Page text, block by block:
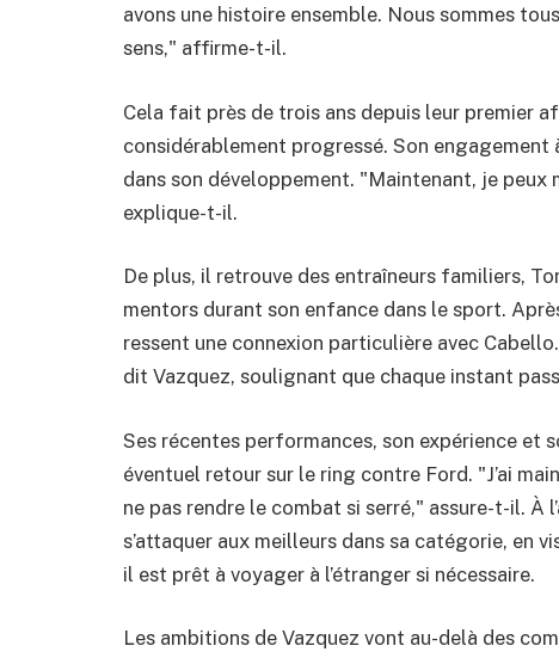
avons une histoire ensemble. Nous sommes
sens," affirme-t-il.
Cela fait près de trois ans depuis leur premier
considérablement progressé. Son
dans son développement. "Maintenant, je peux
explique-t-il.
De plus, il retrouve des entraîneurs familiers,
mentors durant son enfance dans le sport.
ressent une connexion particulière avec
dit Vazquez, soulignant que chaque instant
Ses récentes performances, son expérience et
éventuel retour sur le ring contre Ford. "J’ai
ne pas rendre le combat si serré," assure-t-il. À
s’attaquer aux meilleurs dans sa catégorie, en
il est prêt à voyager à l’étranger si nécessaire.
Les ambitions de Vazquez vont au-delà des